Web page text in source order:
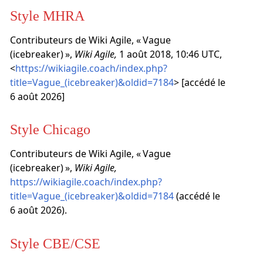
Style MHRA
Contributeurs de Wiki Agile, « Vague
(icebreaker) », Wiki Agile, 1 août 2018, 10:46 UTC,
<https://wikiagile.coach/index.php?
title=Vague_(icebreaker)&oldid=7184> [accédé le
6 août 2026]
Style Chicago
Contributeurs de Wiki Agile, « Vague
(icebreaker) », Wiki Agile,
https://wikiagile.coach/index.php?
title=Vague_(icebreaker)&oldid=7184(accédé le
6 août 2026).
Style CBE/CSE